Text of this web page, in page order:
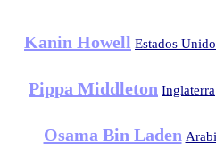
Kanin Howell Estados
Pippa Middleton Inglaterra
Osama Bin Laden